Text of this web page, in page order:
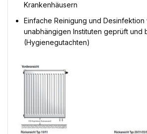
Krankenhäusern
Einfache Reinigung und Desinfektion
unabhängigen Instituten geprüft und
(Hygienegutachten)